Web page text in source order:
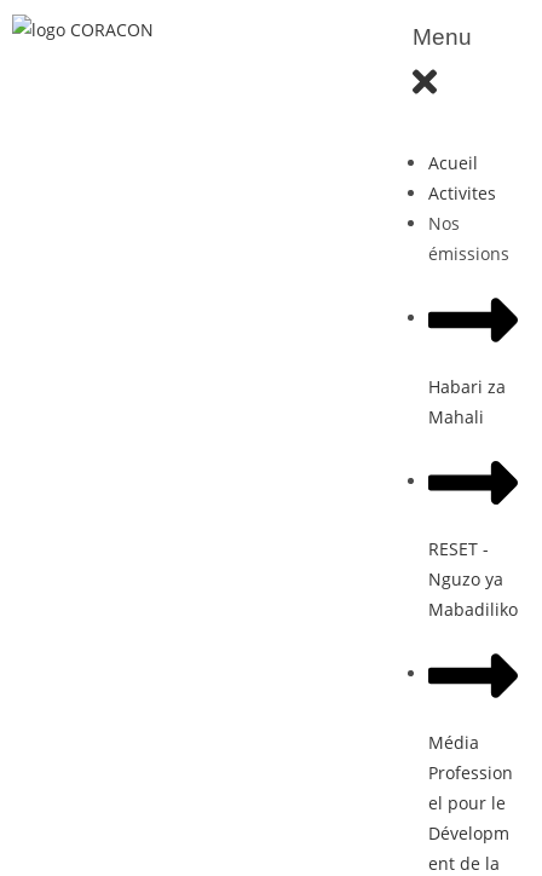
Menu
Acueil
Activites
Nos
émissions
Habari za
Mahali
RESET -
Nguzo ya
Mabadiliko
Média
Profession
el pour le
Dévelopm
ent de la